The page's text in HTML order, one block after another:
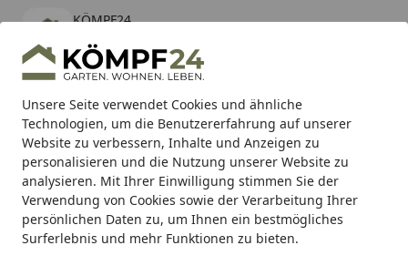
Unsere Seite verwendet Cookies und ähnliche
Technologien, um die Benutzererfahrung auf unserer
Website zu verbessern, Inhalte und Anzeigen zu
personalisieren und die Nutzung unserer Website zu
analysieren. Mit Ihrer Einwilligung stimmen Sie der
Verwendung von Cookies sowie der Verarbeitung Ihrer
persönlichen Daten zu, um Ihnen ein bestmögliches
Surferlebnis und mehr Funktionen zu bieten.
KÖMPF24
kostenlos - Im App Store
Hotline
Alle Produkte
Mein Konto
Suchen
Karibu Pools inkl. gratis Sandfilteranlage & Pool-
Starterset (Gesamtwert bis 468,99€)